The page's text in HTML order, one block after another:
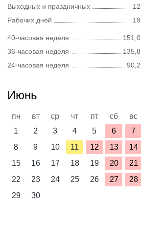
Выходных и праздничных
12
Рабочих дней
19
40-часовая неделя
151,0
36-часовая неделя
135,8
24-часовая неделя
90,2
Июнь
пн вт ср чт пт сб
вс
1
2 3 4 5 6
7
8
9 10 11 12 13
14
15
16 17 18 19 20
21
22
23 24 25 26 27
28
29
30